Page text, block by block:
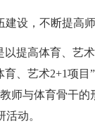
建设，不断提高
以提高体育、艺
育、艺术2+1项
师与体育骨干
动。